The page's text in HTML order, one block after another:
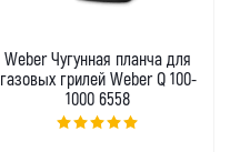
Weber Чугунная планча для
газовых грилей Weber Q 100-
1000 6558